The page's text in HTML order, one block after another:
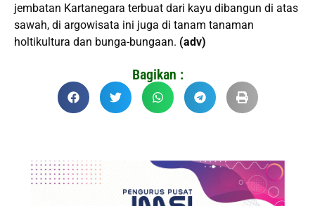
jembatan Kartanegara terbuat dari kayu dibangun di atas
sawah, di argowisata ini juga di tanam tanaman
holtikultura dan bunga-bungaan. (adv)
Bagikan :